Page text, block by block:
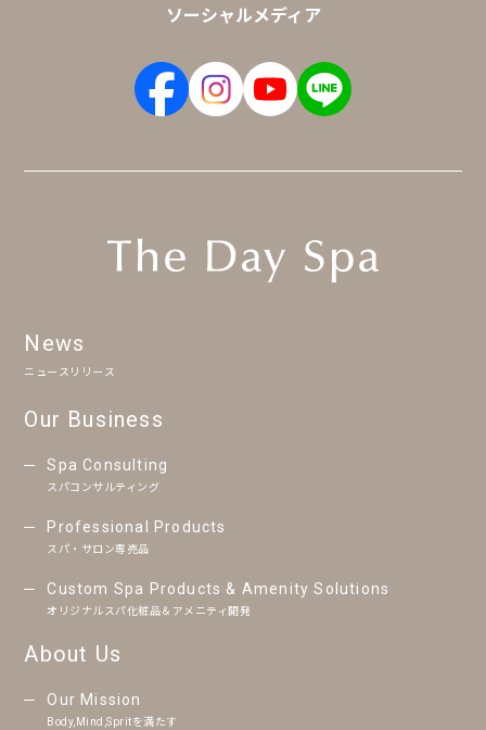
ソーシャルメディア
News
ニュースリリース
Our Business
Spa Consulting
スパコンサルティング
Professional Products
スパ・サロン専売品
Custom Spa Products & Amenity Solutions
オリジナルスパ化粧品＆アメニティ開発
About Us
Our Mission
Body,Mind,Spritを満たす